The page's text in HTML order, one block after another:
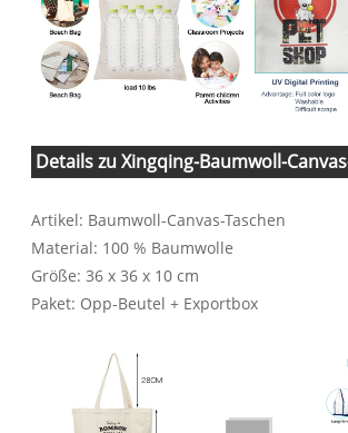
Details zu Xingqing-Baumwoll-
Artikel: Baumwoll-Canvas-Taschen
Material: 100 % Baumwolle
Größe: 36 x 36 x 10 cm
Paket: Opp-Beutel + Exportbox